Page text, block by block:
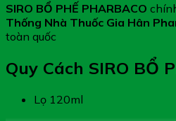
SIRO BỔ PHẾ PHARBACO
Thống Nhà Thuốc Gia Hân
toàn quốc
Quy Cách SIRO BỔ
Lọ 120ml